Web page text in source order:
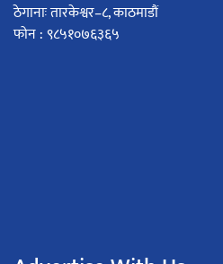
ठेगानाः तारकेश्वर–८, काठमाडौं
फोन : ९८५१०७६३६५